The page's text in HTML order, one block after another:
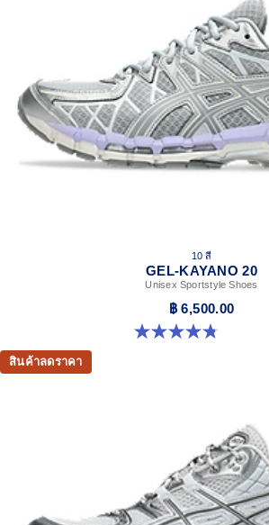
10 สี
GEL-KAYANO 20
Unisex Sportstyle Shoes
฿ 6,500.00
4.8 จาก 5 ดาว 222 รีวิว
สินค้าลดราคา